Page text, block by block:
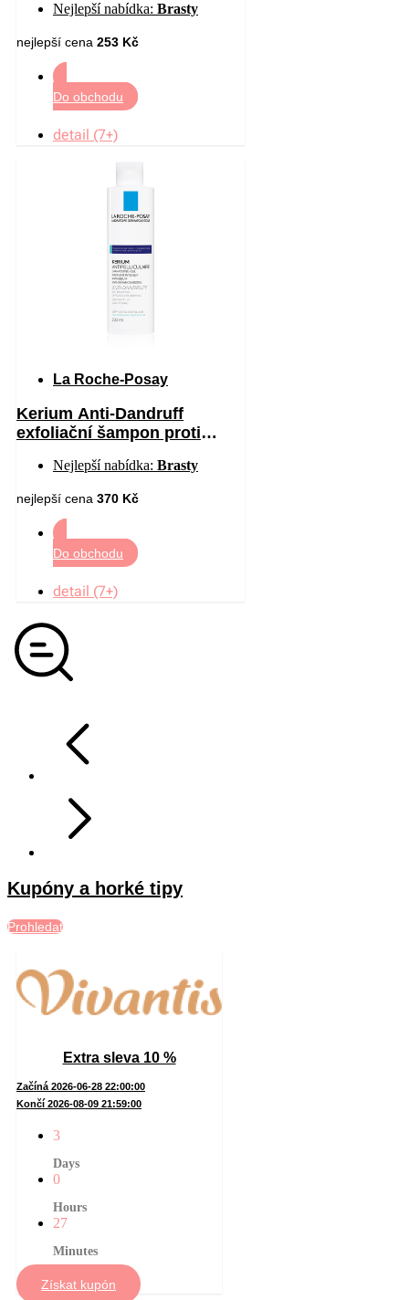
lupům 200 ml
Nejlepší nabídka: Brasty
nejlepší cena 253 Kč
Do obchodu
detail (7+)
La Roche-Posay
Kerium Anti-Dandruff
exfoliační šampon proti
Nejlepší nabídka: Brasty
nejlepší cena 370 Kč
Do obchodu
detail (7+)
Kupóny a horké tipy
Prohledat
Extra sleva 10 %
Začíná 2026-06-28 22:00:00
Končí 2026-08-09 21:59:00
3
Days
0
Hours
27
Minutes
Získat kupón